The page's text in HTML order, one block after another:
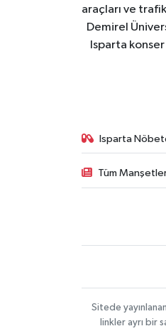
araçları ve
Demirel
Isparta
Isparta
Tüm
Sitede
linkler ayrı bir